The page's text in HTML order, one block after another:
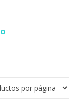
era: 18,00€.
actual es: 13,00€.